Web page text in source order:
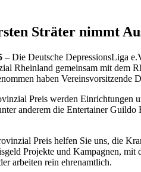
Sträter nimmt
– Die Deutsche DepressionsLiga
Rheinland gemeinsam mit dem
haben
Preis werden Einrichtungen
anderem die Entertainer
Preis helfen Sie uns, die
Projekte und Kampagnen,
arbeiten rein ehrenamtlich.